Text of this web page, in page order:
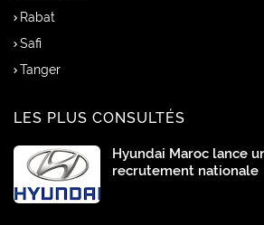
Rabat
Safi
Tanger
LES PLUS CONSULTÉS
Hyundai Maroc lance
recrutement nationale